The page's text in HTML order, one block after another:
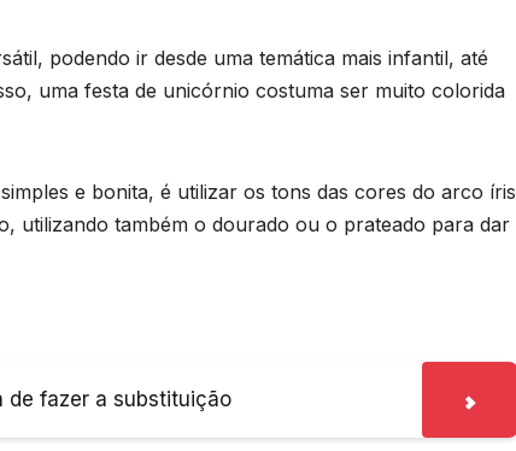
podendo ir desde uma temática mais infantil, até
uma festa de unicórnio costuma ser muito colorida
e bonita, é utilizar os tons das cores do arco íris
utilizando também o dourado ou o prateado para dar
de fazer a substituição